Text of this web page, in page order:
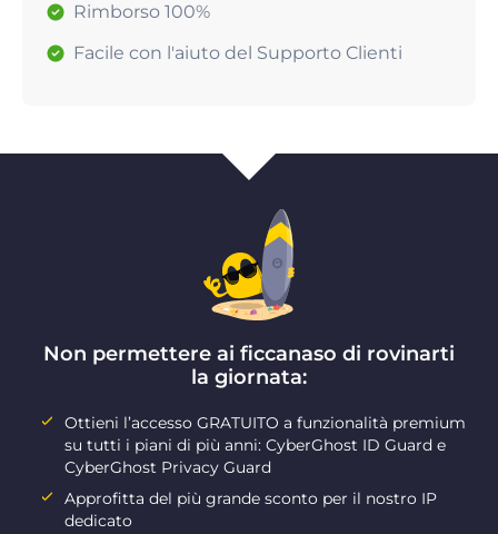
Rimborso 100%
Facile con l'aiuto del Supporto Clienti
Non permettere ai ficcanaso di rovinarti
la giornata:
Ottieni l’accesso GRATUITO a funzionalità premium
su tutti i piani di più anni: CyberGhost ID Guard e
CyberGhost Privacy Guard
Approfitta del più grande sconto per il nostro IP
dedicato